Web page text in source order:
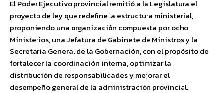
El Poder Ejecutivo provincial remitió a la Legislatura el
proyecto de ley que redefine la estructura ministerial,
proponiendo una organización compuesta por ocho
Ministerios, una Jefatura de Gabinete de Ministros y la
Secretaría General de la Gobernación, con el propósito de
fortalecer la coordinación interna, optimizar la
distribución de responsabilidades y mejorar el
desempeño general de la administración provincial.